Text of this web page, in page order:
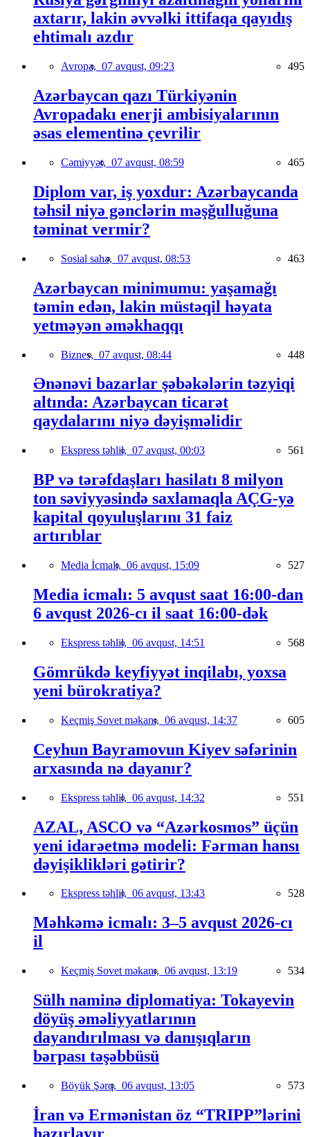
axtarır, lakin əvvəlki ittifaqa qayıdış
ehtimalı azdır
Avropa, 07 avqust, 09:23 495
Azərbaycan qazı Türkiyənin
Avropadakı enerji ambisiyalarının
əsas elementinə çevrilir
Cəmiyyət, 07 avqust, 08:59 465
Diplom var, iş yoxdur: Azərbaycanda
təhsil niyə gənclərin məşğulluğuna
təminat vermir?
Sosial sahə, 07 avqust, 08:53 463
Azərbaycan minimumu: yaşamağı
təmin edən, lakin müstəqil həyata
yetməyən əməkhaqqı
Biznes, 07 avqust, 08:44 448
Ənənəvi bazarlar şəbəkələrin təzyiqi
altında: Azərbaycan ticarət
qaydalarını niyə dəyişməlidir
Ekspress təhlil, 07 avqust, 00:03 561
BP və tərəfdaşları hasilatı 8 milyon
ton səviyyəsində saxlamaqla AÇG-yə
kapital qoyuluşlarını 31 faiz
artırıblar
Media İcmalı, 06 avqust, 15:09 527
Media icmalı: 5 avqust saat 16:00-dan
6 avqust 2026-cı il saat 16:00-dək
Ekspress təhlil, 06 avqust, 14:51 568
Gömrükdə keyfiyyət inqilabı, yoxsa
yeni bürokratiya?
Keçmiş Sovet məkanı, 06 avqust, 14:37 605
Ceyhun Bayramovun Kiyev səfərinin
arxasında nə dayanır?
Ekspress təhlil, 06 avqust, 14:32 551
AZAL, ASCO və “Azərkosmos” üçün
yeni idarəetmə modeli: Fərman hansı
dəyişiklikləri gətirir?
Ekspress təhlil, 06 avqust, 13:43 528
Məhkəmə icmalı: 3–5 avqust 2026-cı
il
Keçmiş Sovet məkanı, 06 avqust, 13:19 534
Sülh naminə diplomatiya: Tokayevin
döyüş əməliyyatlarının
dayandırılması və danışıqların
bərpası təşəbbüsü
Böyük Şərq, 06 avqust, 13:05 573
İran və Ermənistan öz “TRIPP”lərini